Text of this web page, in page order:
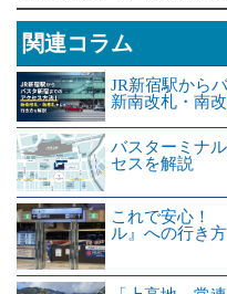
関連コラム
JR新宿駅から
新南改札・南
バスターミナ
セスを解説
これで安心！
ル』への行き方